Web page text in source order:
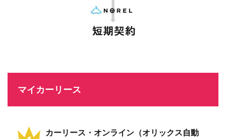
マイカーリース
カーリース・オンライン（オリックス自動